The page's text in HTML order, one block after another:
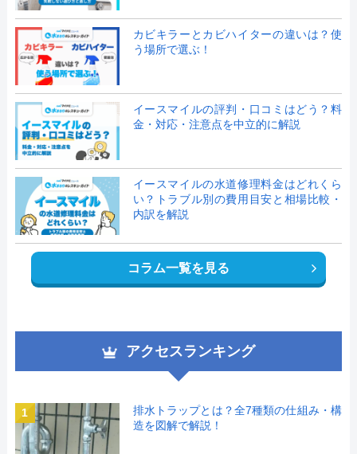
カビキラーとカビハイターの違いは？使
う場所で選ぶ！
イースマイルの評判・口コミはどう？料
金・対応・注意点を中立的に解説
イースマイルの水道修理料金はどれくら
い？トラブル別の費用目安と相場比較・
内訳を解説
コラム一覧を見る
アクセスランキング
1
排水トラップとは？全7種類の仕組み・構
造を図解で解説！